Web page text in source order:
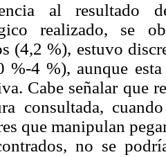
al resultado
realizado, se
(4,2 %), estuvo
%-4 %), aunque
Cabe señalar que
consultada,
que manipulan
no se